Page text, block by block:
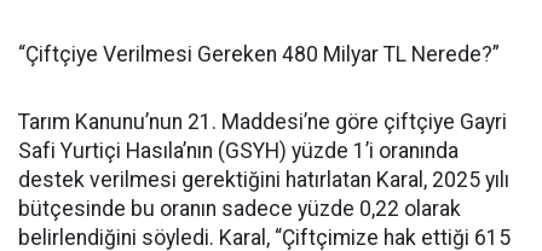
“Çiftçiye Verilmesi Gereken 480 Milyar TL Nerede?”
Tarım Kanunu’nun 21. Maddesi’ne göre çiftçiye Gayri
Safi Yurtiçi Hasıla’nın (GSYH) yüzde 1’i oranında
destek verilmesi gerektiğini hatırlatan Karal, 2025 yılı
bütçesinde bu oranın sadece yüzde 0,22 olarak
belirlendiğini söyledi. Karal, “Çiftçimize hak ettiği 615